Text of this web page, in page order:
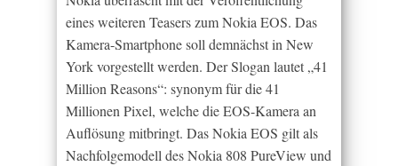
eines weiteren Teasers zum Nokia EOS. Das
Kamera-Smartphone soll demnächst in New
York vorgestellt werden. Der Slogan lautet „41
Million Reasons“: synonym für die 41
Millionen Pixel, welche die EOS-Kamera an
Auflösung mitbringt. Das Nokia EOS gilt als
Nachfolgemodell des Nokia 808 PureView und